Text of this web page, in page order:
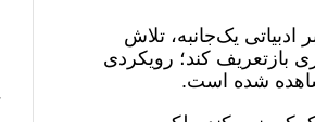
یک‌جانبه، تلاش
بازتعریف کند؛ رویکردی
شده است.